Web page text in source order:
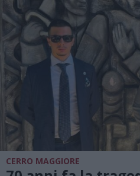
CERRO MAGGIORE